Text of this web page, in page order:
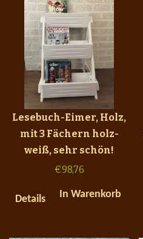
Lesebuch-Eimer, Holz,
mit 3 Fächern holz-
weiß, sehr schön!
€98,76
Details In Warenkorb